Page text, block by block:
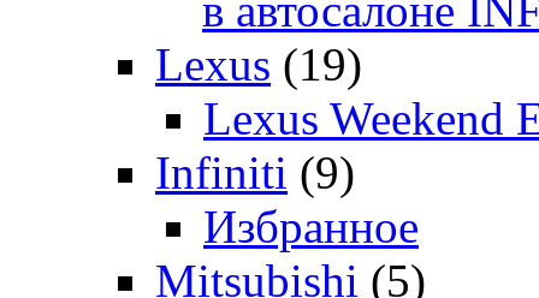
в автосалоне
Lexus (19)
Lexus Weekend
Infiniti (9)
Избранное
Mitsubishi (5)